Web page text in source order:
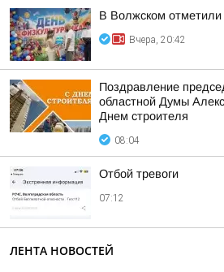
В Волжском отметили
Вчера, 20:42
Поздравление
областной Думы
Днем строителя
08:04
Отбой тревоги
07:12
ЛЕНТА НОВОСТЕЙ